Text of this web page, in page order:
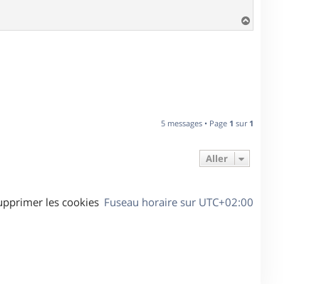
a
5 messages • Page 1 sur 1
Aller
Fuseau horaire sur UTC+02:00
les cookies